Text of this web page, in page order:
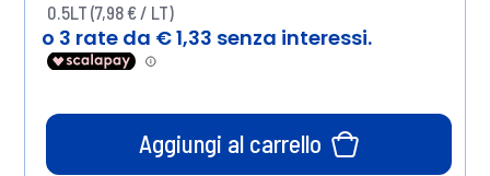
0.5LT (7,98 € / LT)
Aggiungi al carrello